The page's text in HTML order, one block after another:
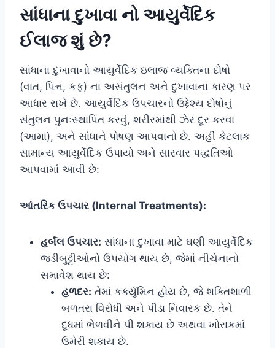
સાંધાના દુખાવા નો આયુર્વેદિક
ઈલાજ શું છે?
સાંધાના દુખાવાનો આયુર્વેદિક ઇલાજ વ્યક્તિના દોષો
(વાત, પિત્ત, કફ) ના અસંતુલન અને દુખાવાના કારણ પર
આધાર રાખે છે. આયુર્વેદિક ઉપચારનો ઉદ્દેશ્ય દોષોનું
સંતુલન પુનઃસ્થાપિત કરવું, શરીરમાંથી ઝેર દૂર કરવા
(આમા), અને સાંધાને પોષણ આપવાનો છે. અહીં કેટલાક
સામાન્ય આયુર્વેદિક ઉપાયો અને સારવાર પદ્ધતિઓ
આપવામાં આવી છે:
આંતરિક ઉપચાર (Internal Treatments):
હર્બલ ઉપચાર: સાંધાના દુખાવા માટે ઘણી આયુર્વેદિક
જડીબુટ્ટીઓનો ઉપયોગ થાય છે, જેમાં નીચેનાનો
સમાવેશ થાય છે:
હળદર: તેમાં કર્ક્યુમિન હોય છે, જે શક્તિશાળી
બળતરા વિરોધી અને પીડા નિવારક છે. તેને
દૂધમાં ભેળવીને પી શકાય છે અથવા ખોરાકમાં
ઉમેરી શકાય છે.